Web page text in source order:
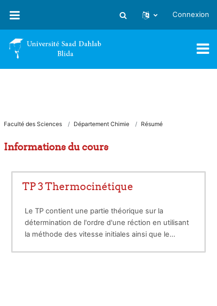
Activer/désactiver la saisie
Connexion
Faculté des Sciences Département Chimie Résumé
Informations du cours
TP 3 Thermocinétique
Le TP contient une partie théorique sur la
détermination de l'ordre d'une réction en utilisant
la méthode des vitesse initiales ainsi que le